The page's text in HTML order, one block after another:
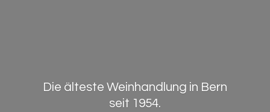
Die älteste Weinhandlung in Bern
seit 1954.